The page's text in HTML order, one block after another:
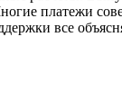
платежи
все